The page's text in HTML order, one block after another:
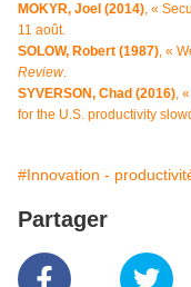
MOKYR, Joel (2014), «
11 août.
SOLOW, Robert (1987), «
Review.
SYVERSON, Chad (2016),
for the U.S. productivity
#Innovation -
Partager